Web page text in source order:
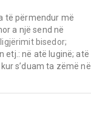
të përmendur më
bisedor;
etj.: në atë luginë; atë
s’duam ta zëmë në